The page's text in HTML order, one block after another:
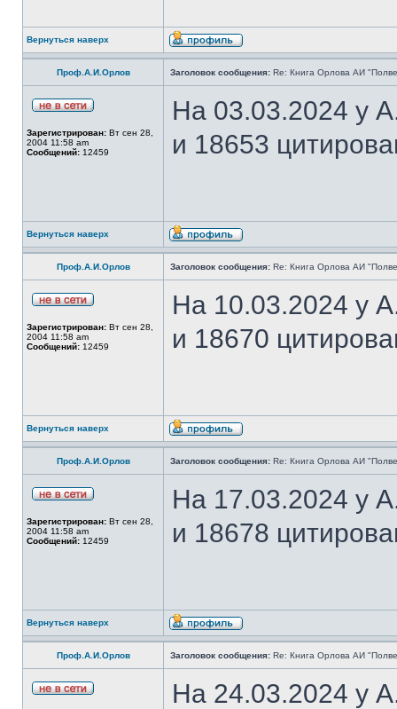
Вернуться наверх
Проф.А.И.Орлов Заголовок сообщения: Re: Книга Орлова АИ
Зарегистрирован: Вт сен 28,
2004 11:58 am
Сообщений: 12459
На 03.03.2024 у
и 18653
Вернуться наверх
Проф.А.И.Орлов Заголовок сообщения: Re: Книга Орлова АИ
Зарегистрирован: Вт сен 28,
2004 11:58 am
Сообщений: 12459
На 10.03.2024 у
и 18670
Вернуться наверх
Проф.А.И.Орлов Заголовок сообщения: Re: Книга Орлова АИ
Зарегистрирован: Вт сен 28,
2004 11:58 am
Сообщений: 12459
На 17.03.2024 у
и 18678
Вернуться наверх
Проф.А.И.Орлов Заголовок сообщения: Re: Книга Орлова АИ
На 24.03.2024 у